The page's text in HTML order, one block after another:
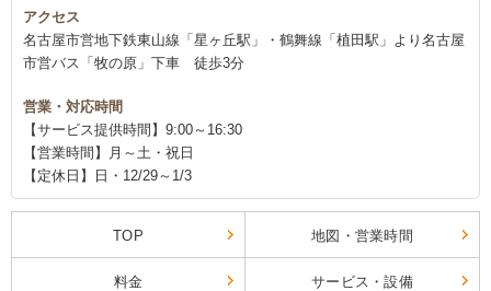
アクセス
名古屋市営地下鉄東山線「星ヶ丘駅」・鶴舞線「植田駅」より名古屋
市営バス「牧の原」下車 徒歩3分
営業・対応時間
【サービス提供時間】9:00～16:30
【営業時間】月～土・祝日
【定休日】日・12/29～1/3
TOP 地図・営業時間
料金 サービス・設備